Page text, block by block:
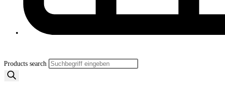
Products search